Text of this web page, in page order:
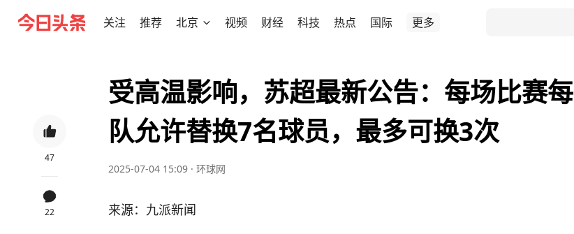
关注 推荐 北京 视频 财经 科技 热点 国际 更多
47
22
受高温影响，苏超最新公告：每场比赛每
队允许替换7名球员，最多可换3次
2025-07-04 15:09 · 环球网
来源：九派新闻